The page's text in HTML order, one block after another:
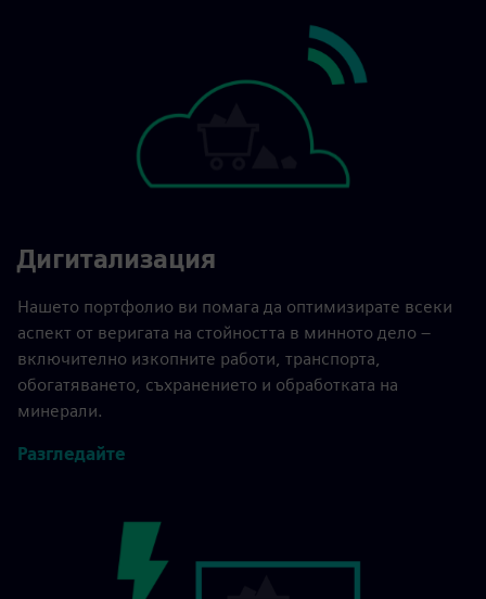
Дигитализация
Нашето портфолио ви помага да оптимизирате всеки
аспект от веригата на стойността в минното дело –
включително изкопните работи, транспорта,
обогатяването, съхранението и обработката на
минерали.
Разгледайте